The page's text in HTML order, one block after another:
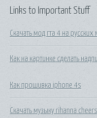
Links to Important Stuff
Скачать мод гта 4 на
Как на картинке сделать
Как прошивка iphone 4s
Скачать музыку rihanna cheers